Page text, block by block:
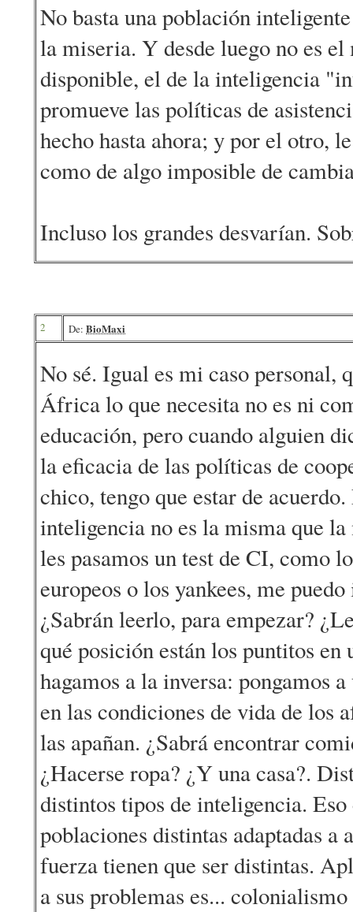
No basta una población
la miseria. Y desde luego no es
disponible, el de la inteligencia
promueve las políticas de
hecho hasta ahora; y por el otro,
como de algo imposible de
Incluso los grandes desvarían.
2 De: BioMaxi
No sé. Igual es mi caso personal,
África lo que necesita no es ni
educación, pero cuando alguien
la eficacia de las políticas de
chico, tengo que estar de
inteligencia no es la misma que
les pasamos un test de CI, como
europeos o los yankees, me
¿Sabrán leerlo, para empezar?
qué posición están los puntitos en
hagamos a la inversa: pongamos
en las condiciones de vida de los
las apañan. ¿Sabrá encontrar
¿Hacerse ropa? ¿Y una casa?.
distintos tipos de inteligencia.
poblaciones distintas adaptadas a
fuerza tienen que ser distintas.
a sus problemas es...